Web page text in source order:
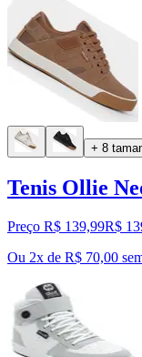
+ 8
Tenis Ollie
Preço R$ 139,99R$
Ou 2x de R$ 70,00